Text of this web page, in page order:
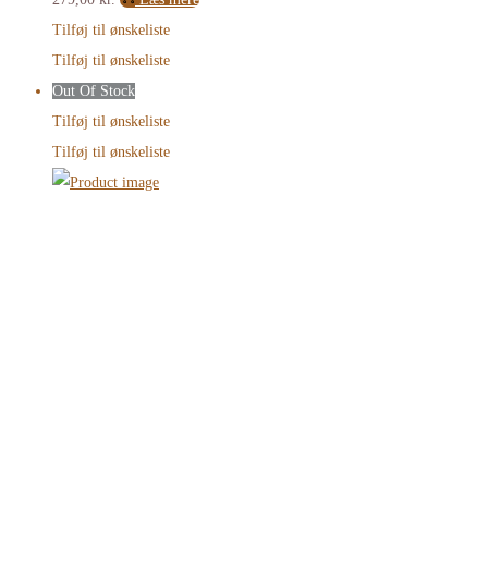
Tilføj til ønskeliste
Tilføj til ønskeliste
Out Of Stock
Tilføj til ønskeliste
Tilføj til ønskeliste